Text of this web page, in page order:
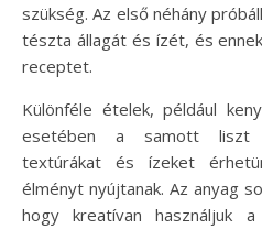
szükség. Az első néhány
tészta állagát és ízét, és
receptet.
Különféle ételek, például
esetében a samott liszt
textúrákat és ízeket
élményt nyújtanak. Az anyag
hogy kreatívan használjuk